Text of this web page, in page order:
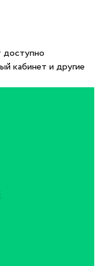
доступно
кабинет и другие